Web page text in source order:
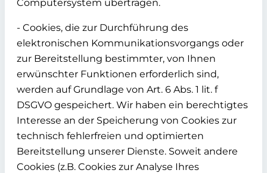
Computersystem übertragen.
- Cookies, die zur Durchführung des
elektronischen Kommunikationsvorgangs oder
zur Bereitstellung bestimmter, von Ihnen
erwünschter Funktionen erforderlich sind,
werden auf Grundlage von Art. 6 Abs. 1 lit. f
DSGVO gespeichert. Wir haben ein berechtigtes
Interesse an der Speicherung von Cookies zur
technisch fehlerfreien und optimierten
Bereitstellung unserer Dienste. Soweit andere
Cookies (z.B. Cookies zur Analyse Ihres